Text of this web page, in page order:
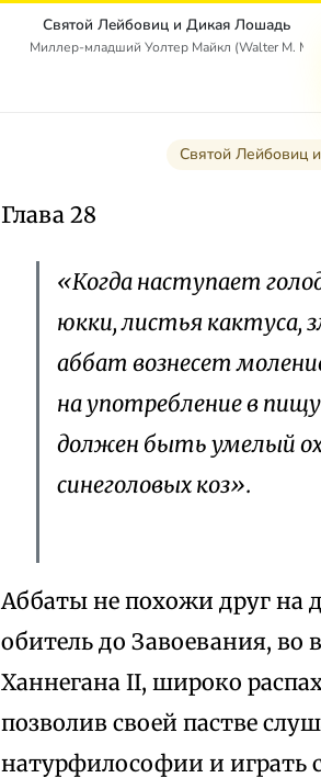
Святой Лейбовиц и Дикая Лошадь
Миллер-младший Уолтер Майкл (Walter M.
Святой Лейбовиц
Глава 28
«Когда наступает
юкки, листья кактуса,
аббат вознесет
на употребление в
должен быть умелый
синеголовых коз».
Аббаты не похожи друг на
обитель до Завоевания, во
Ханнегана II, широко
позволив своей пастве
натурфилософии и играть